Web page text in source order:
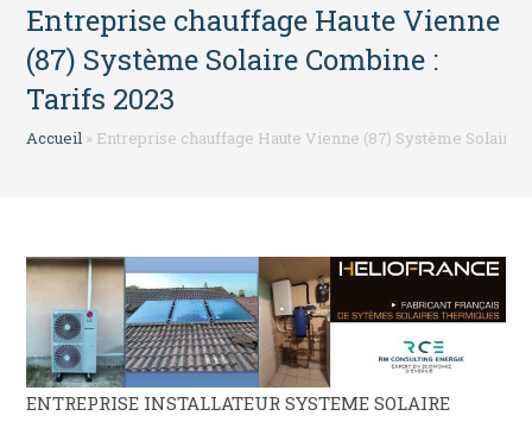
Entreprise chauffage Haute Vienne
(87) Système Solaire Combine :
Tarifs 2023
Accueil » Entreprise chauffage Haute Vienne (87) Système Solaire
ENTREPRISE INSTALLATEUR SYSTEME SOLAIRE